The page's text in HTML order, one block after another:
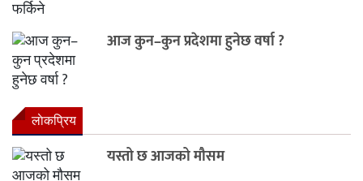
आज कुन–कुन प्रदेशमा हुनेछ वर्षा ?
लाेकप्रिय
यस्तो छ आजको मौसम